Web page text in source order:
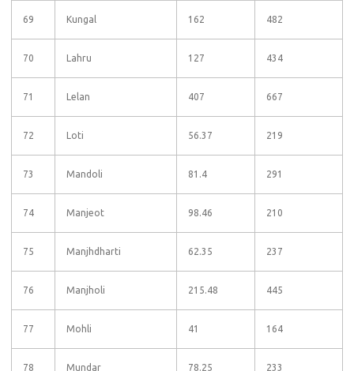
69 Kungal 162 482
70 Lahru 127 434
71 Lelan 407 667
72 Loti 56.37 219
73 Mandoli 81.4 291
74 Manjeot 98.46 210
75 Manjhdharti 62.35 237
76 Manjholi 215.48 445
77 Mohli 41 164
78 Mundar 78.25 233